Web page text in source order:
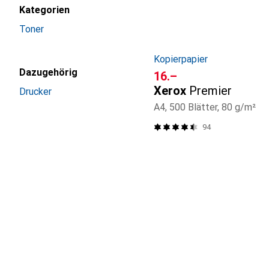
Kategorien
Toner
Dazugehörig
Drucker
Kopierpapier
CHF
16.–
Xerox Premier
A4, 500 Blätter, 80 g/m²
94